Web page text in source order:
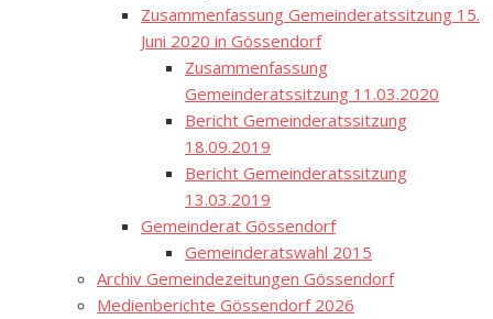
Zusammenfassung Gemeinderatssitzung 15.
Juni 2020 in Gössendorf
Zusammenfassung
Gemeinderatssitzung 11.03.2020
Bericht Gemeinderatssitzung
18.09.2019
Bericht Gemeinderatssitzung
13.03.2019
Gemeinderat Gössendorf
Gemeinderatswahl 2015
Archiv Gemeindezeitungen Gössendorf
Medienberichte Gössendorf 2026